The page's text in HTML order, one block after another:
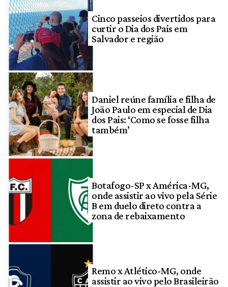
Cinco passeios divertidos para
curtir o Dia dos Pais em
Salvador e região
Daniel reúne família e filha de
João Paulo em especial de Dia
dos Pais: ‘Como se fosse filha
também’
Botafogo-SP x América-MG,
onde assistir ao vivo pela Série
B em duelo direto contra a
zona de rebaixamento
Remo x Atlético-MG, onde
assistir ao vivo pelo Brasileirão